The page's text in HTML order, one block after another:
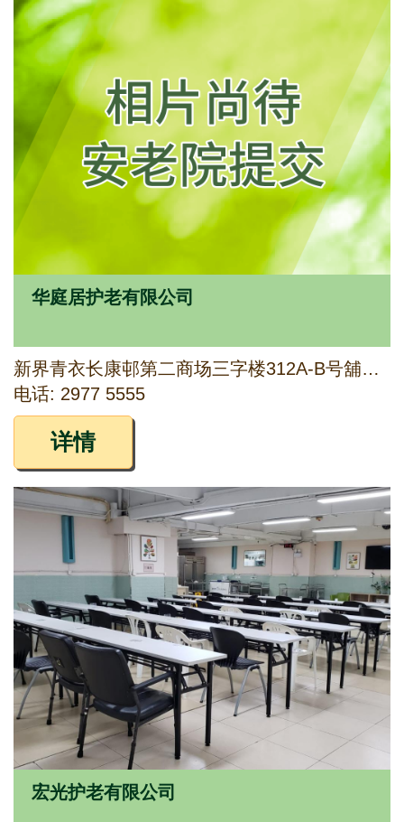
华庭居护老有限公司
新界青衣长康邨第二商场三字楼312A-B号舖及四字楼401号舖
电话: 2977 5555
详情
宏光护老有限公司